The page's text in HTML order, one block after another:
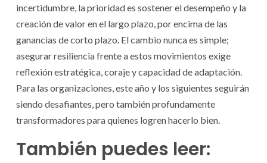
incertidumbre, la prioridad es sostener el desempeño y la
creación de valor en el largo plazo, por encima de las
ganancias de corto plazo. El cambio nunca es simple;
asegurar resiliencia frente a estos movimientos exige
reflexión estratégica, coraje y capacidad de adaptación.
Para las organizaciones, este año y los siguientes seguirán
siendo desafiantes, pero también profundamente
transformadores para quienes logren hacerlo bien.
También puedes leer: